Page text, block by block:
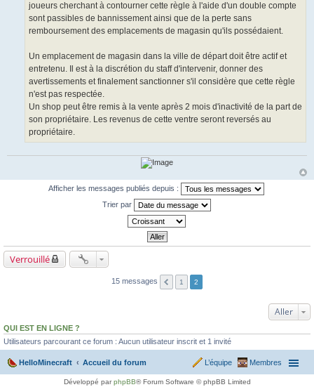
joueurs cherchant à contourner cette règle à l'aide d'un double compte
sont passibles de bannissement ainsi que de la perte sans
remboursement des emplacements de magasin qu'ils possédaient.
Un emplacement de magasin dans la ville de départ doit être actif et
entretenu. Il est à la discrétion du staff d'intervenir, donner des
avertissements et finalement sanctionner s'il considère que cette règle
n'est pas respectée.
Un shop peut être remis à la vente après 2 mois d'inactivité de la part de
son propriétaire. Les revenus de cette ventre seront reversés au
propriétaire.
Afficher les messages publiés depuis :
Trier par
Verrouillé
15 messages 1 2
Aller
QUI EST EN LIGNE ?
Utilisateurs parcourant ce forum : Aucun utilisateur inscrit et 1 invité
HelloMinecraft Accueil du forum Membres
L’équipe
Développé parphpBB® Forum Software © phpBB Limited